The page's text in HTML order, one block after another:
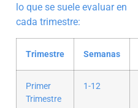
lo que se suele evaluar en
cada trimestre:
Trimestre Semanas
Primer
Trimestre
1-12